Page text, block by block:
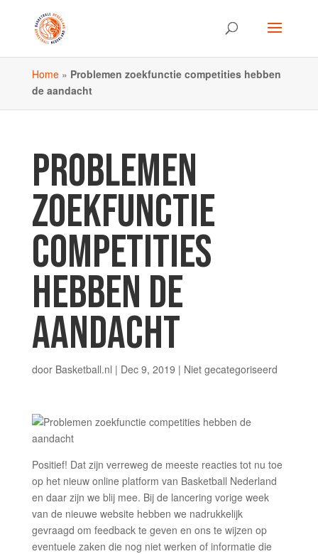
Home» Problemen zoekfunctie competities hebben
de aandacht
PROBLEMEN
ZOEKFUNCTIE
COMPETITIES
HEBBEN DE
AANDACHT
door Basketball.nl | Dec 9, 2019 | Niet gecategoriseerd
Positief! Dat zijn verreweg de meeste reacties tot nu toe
op het nieuw online platform van Basketball Nederland
en daar zijn we blij mee. Bij de lancering vorige week
van de nieuwe website hebben we nadrukkelijk
gevraagd om feedback te geven en ons te wijzen op
eventuele zaken die nog niet werken of informatie die